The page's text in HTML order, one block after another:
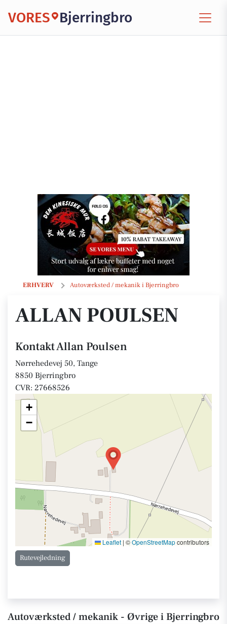
VORES Bjerringbro
ERHVERV Autoværksted / mekanik i Bjerringbro
Allan Poulsen
ALLAN POULSEN
Kontakt Allan Poulsen
Nørrehedevej 50, Tange
8850 Bjerringbro
CVR: 27668526
+
−
Leaflet | ©OpenStreetMapcontributors
Rutevejledning
Autoværksted / mekanik - Øvrige i Bjerringbro